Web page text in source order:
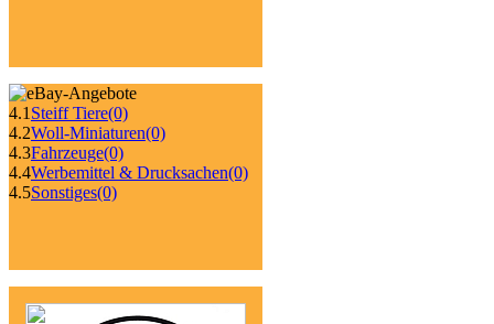
4.1 Steiff Tiere(0)
4.2Woll-Miniaturen(0)
4.3Fahrzeuge(0)
4.4Werbemittel & Drucksachen(0)
4.5Sonstiges(0)